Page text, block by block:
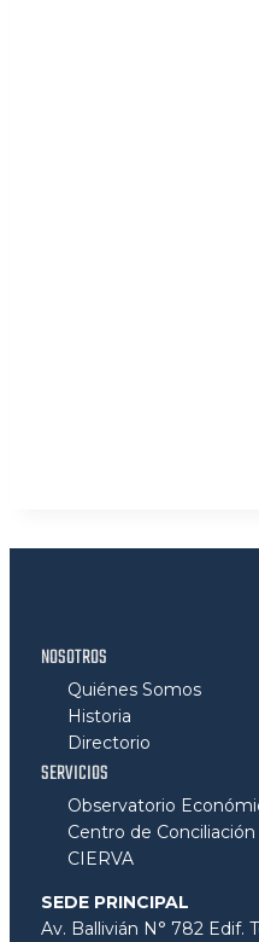
NOSOTROS
Quiénes Somos
Historia
Directorio
SERVICIOS
Observatorio
Centro de
CIERVA
SEDE PRINCIPAL
Av. Ballivián N° 782 Edif.